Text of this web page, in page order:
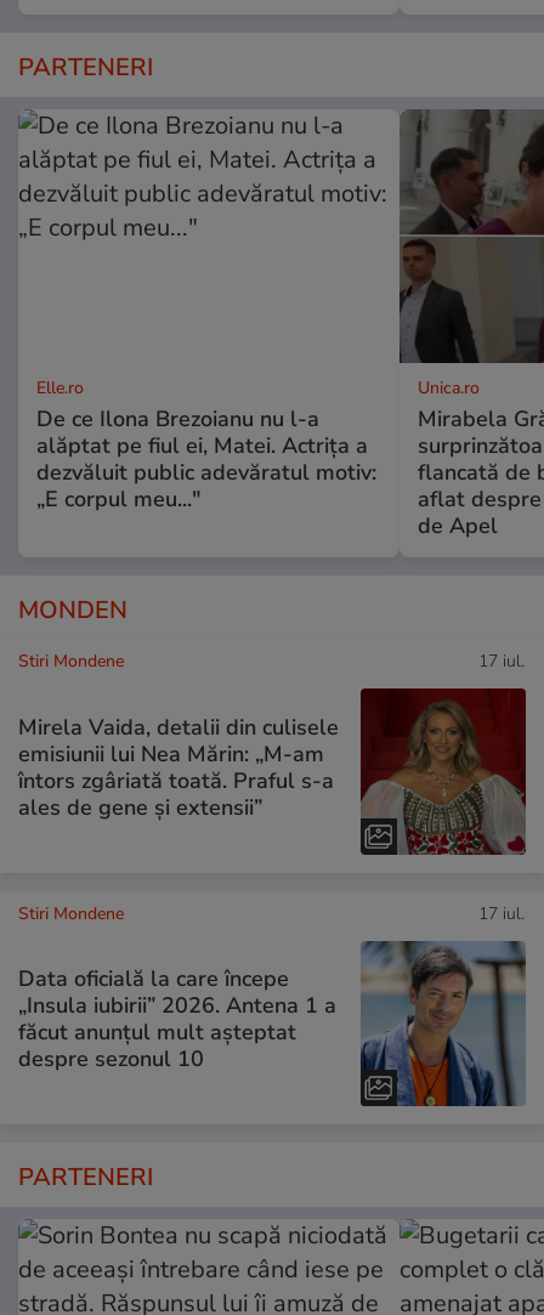
PARTENERI
Elle.ro
De ce Ilona Brezoianu nu l-a
alăptat pe fiul ei, Matei. Actrița a
dezvăluit public adevăratul motiv:
„E corpul meu..."
Unica.ro
Mirabela
flancată de
aflat
de Apel
MONDEN
Stiri Mondene 17 iul.
Mirela Vaida, detalii din culisele
emisiunii lui Nea Mărin: „M-am
întors zgâriată toată. Praful s-a
ales de gene și extensii”
Stiri Mondene 17 iul.
Data oficială la care începe
„Insula iubirii” 2026. Antena 1 a
făcut anunțul mult așteptat
despre sezonul 10
PARTENERI